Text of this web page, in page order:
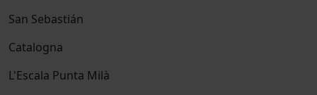
San Sebastián
Catalogna
L'Escala Punta Milà